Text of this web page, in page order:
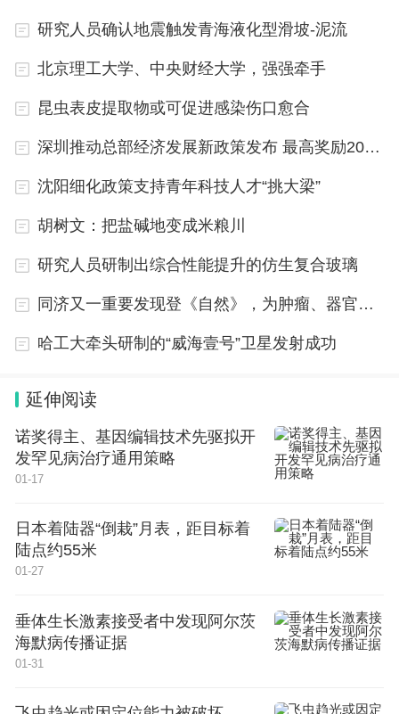
研究人员确认地震触发青海液化型滑坡-泥流
北京理工大学、中央财经大学，强强牵手
昆虫表皮提取物或可促进感染伤口愈合
深圳推动总部经济发展新政策发布 最高奖励2000万
沈阳细化政策支持青年科技人才“挑大梁”
胡树文：把盐碱地变成米粮川
研究人员研制出综合性能提升的仿生复合玻璃
同济又一重要发现登《自然》，为肿瘤、器官损伤等疾病治疗带来新思路
哈工大牵头研制的“威海壹号”卫星发射成功
延伸阅读
诺奖得主、基因编辑技术先驱拟开
发罕见病治疗通用策略
01-17
日本着陆器“倒栽”月表，距目标着
陆点约55米
01-27
垂体生长激素接受者中发现阿尔茨
海默病传播证据
01-31